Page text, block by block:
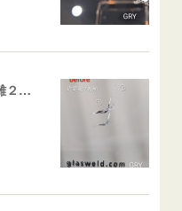
飛び石ひび割れ 施工例「近距離２箇所・パーシャル系+ストレート系」CX-8